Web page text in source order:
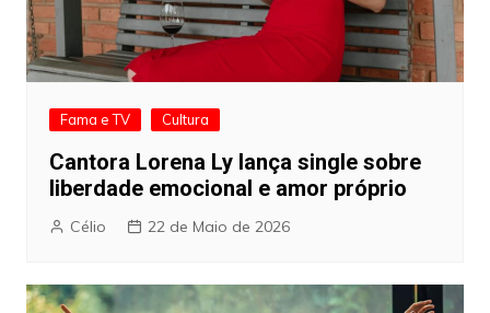
Fama e TV Cultura
Cantora Lorena Ly lança single sobre
liberdade emocional e amor próprio
Célio 22 de Maio de 2026